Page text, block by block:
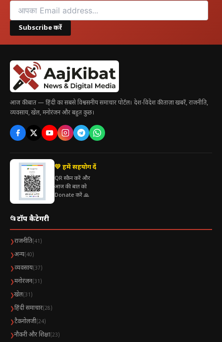
Subscribe करें
आज की बात — हिंदी का सबसे विश्वसनीय समाचार पोर्टल। देश-विदेश की ताज़ा खबरें, राजनीति,
व्यवसाय, खेल, मनोरंजन और बहुत कुछ।
💛 हमें सहयोग दें
QR स्कैन करें और
आज की बात को
Donate करें 🙏
📂टॉप कैटेगरी
❯राजनीति(41)
❯अन्य(40)
❯व्यवसाय(37)
❯मनोरंजन(31)
❯खेल(31)
❯हिंदी समाचार(28)
❯टैकनोलजी(24)
❯नौकरी और शिक्षा(23)